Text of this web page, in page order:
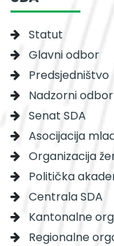
Statut
Glavni odbor
Predsjedništvo
Nadzorni odbor
Senat SDA
Asocijacija
Organizacija
Politička
Centrala SDA
Kantonalne
Regionalne